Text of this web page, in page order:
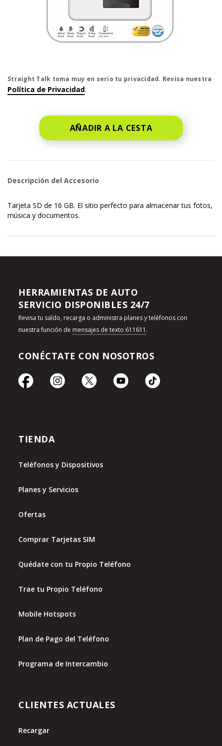
Straight Talk toma muy en serio tu privacidad. Revisa nuestra
Política de Privacidad.
AÑADIR A LA CESTA
Descripción del Accesorio
Tarjeta SD de 16 GB. El sitio perfecto para almacenar tus fotos,
música y documentos.
HERRAMIENTAS DE AUTO
SERVICIO DISPONIBLES 24/7
Revisa tu saldo, recarga o administra planes y teléfonos con
nuestra función de mensajes de texto 611611 .
CONÉCTATE CON NOSOTROS
TIENDA
Teléfonos y Dispositivos
Planes y Servicios
Ofertas
Comprar Tarjetas SIM
Quédate con tu Propio Teléfono
Trae tu Propio Teléfono
Mobile Hotspots
Plan de Pago del Teléfono
Programa de Intercambio
CLIENTES ACTUALES
Recargar